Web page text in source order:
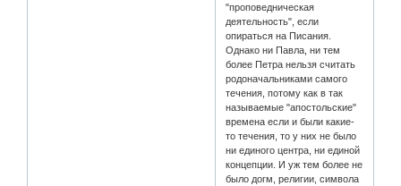
"проповедническая
деятельность", если
опираться на Писания.
Однако ни Павла, ни тем
более Петра нельзя считать
родоначальниками самого
течения, потому как в так
называемые "апостольские"
времена если и были какие-
то течения, то у них не было
ни единого центра, ни единой
концепции. И уж тем более не
было догм, религии, символа